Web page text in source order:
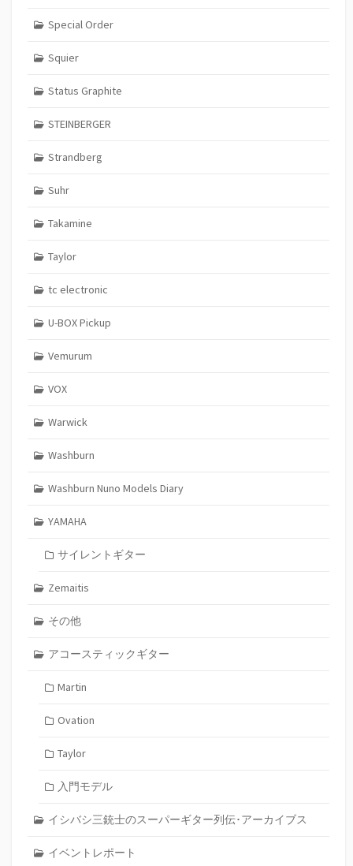
Special Order
Squier
Status Graphite
STEINBERGER
Strandberg
Suhr
Takamine
Taylor
tc electronic
U-BOX Pickup
Vemurum
VOX
Warwick
Washburn
Washburn Nuno Models Diary
YAMAHA
サイレントギター
Zemaitis
その他
アコースティックギター
Martin
Ovation
Taylor
入門モデル
イシバシ三銃士のスーパーギター列伝･アーカイブス
イベントレポート